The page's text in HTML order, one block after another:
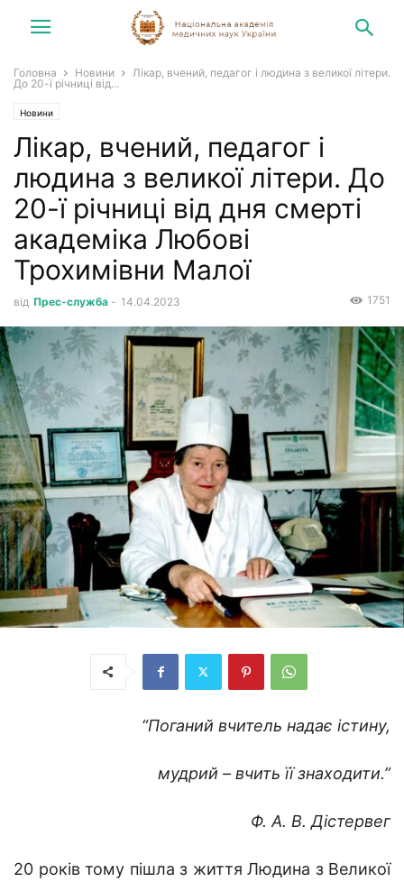
Головна Новини
Лікар, вчений, педагог і людина з великої літери.
До 20-ї річниці від...
Новини
Лікар, вчений, педагог і
людина з великої літери. До
20-ї річниці від дня смерті
академіка Любові
Трохимівни Малої
від Прес-служба - 14.04.2023 1751
“Поганий вчитель надає істину,
мудрий – вчить її знаходити.”
Ф. А. В. Дістервег
20 років тому пішла з життя Людина з Великої